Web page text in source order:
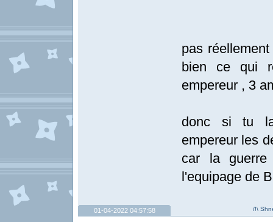
pas
bien ce qui
empereur , 3
donc si tu
empereur les
car la
l'equipage de
/!\
01-04-2022 04:57:58